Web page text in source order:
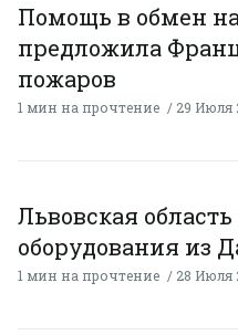
Помощь в обмен
предложила
пожаров
1 мин на прочтение 29 Июля
Львовская
оборудования из
1 мин на прочтение 28 Июля